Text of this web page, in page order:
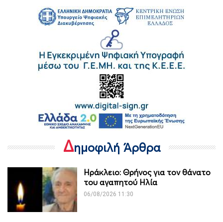
Δημοφιλή Άρθρα
Ηράκλειο: Θρήνος για τον θάνατο
του αγαπητού Ηλία
06/08/2026 11:30